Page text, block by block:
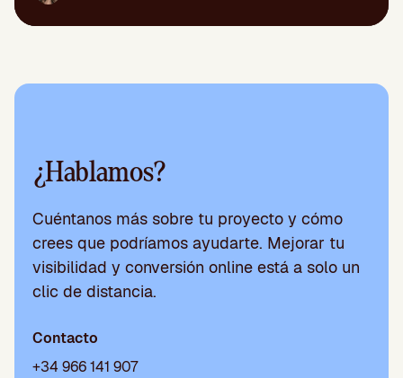
¿Hablamos?
Cuéntanos más sobre tu proyecto y cómo
crees que podríamos ayudarte. Mejorar tu
visibilidad y conversión online está a solo un
clic de distancia.
Contacto
+34 966 141 907